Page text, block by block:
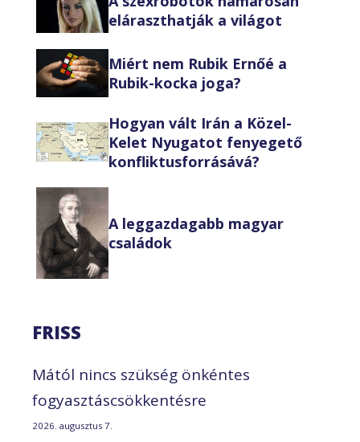
eláraszthatják a világot
Miért nem Rubik Ernőé a
Rubik-kocka joga?
Hogyan vált Irán a Közel-
Kelet Nyugatot fenyegető
konfliktusforrásává?
A leggazdagabb magyar
családok
FRISS
Mától nincs szükség önkéntes
fogyasztáscsökkentésre
2026. augusztus 7.